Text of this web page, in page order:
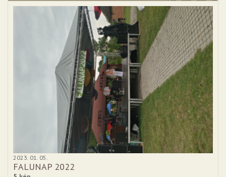
2023. 01. 05.
FALUNAP 2022